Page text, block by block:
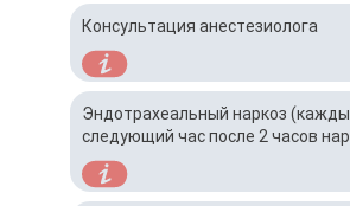
Консультация анестезиолога
Эндотрахеальный наркоз
следующий час после 2 часов